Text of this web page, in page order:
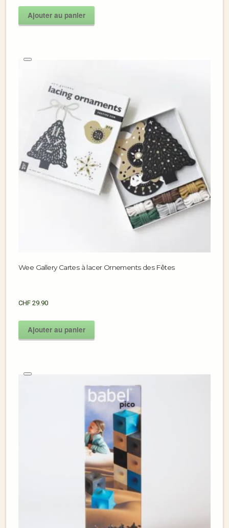
Ajouter au panier
Wee Gallery Cartes à lacer Ornements des Fêtes
CHF 29.90
Ajouter au panier